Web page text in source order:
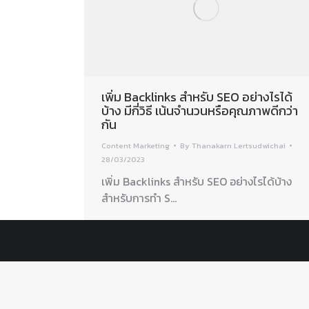
เพิ่ม Backlinks สำหรับ SEO อย่างไรได้
บ้าง มีกี่วิธี เน้นจำนวนหรือคุณภาพดีกว่า
กัน
Content Marketing By Thanakarn Lertsudwichai
28/03/2023
เพิ่ม Backlinks สำหรับ SEO อย่างไรได้บ้าง
สำหรับการทำ S…